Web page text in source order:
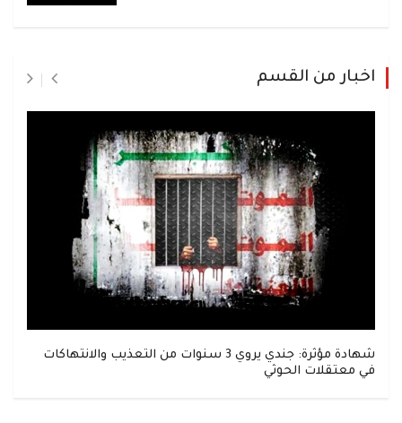
اخبار من القسم
شهادة مؤثرة: جندي يروي 3 سنوات من التعذيب والانتهاكات
في معتقلات الحوثي